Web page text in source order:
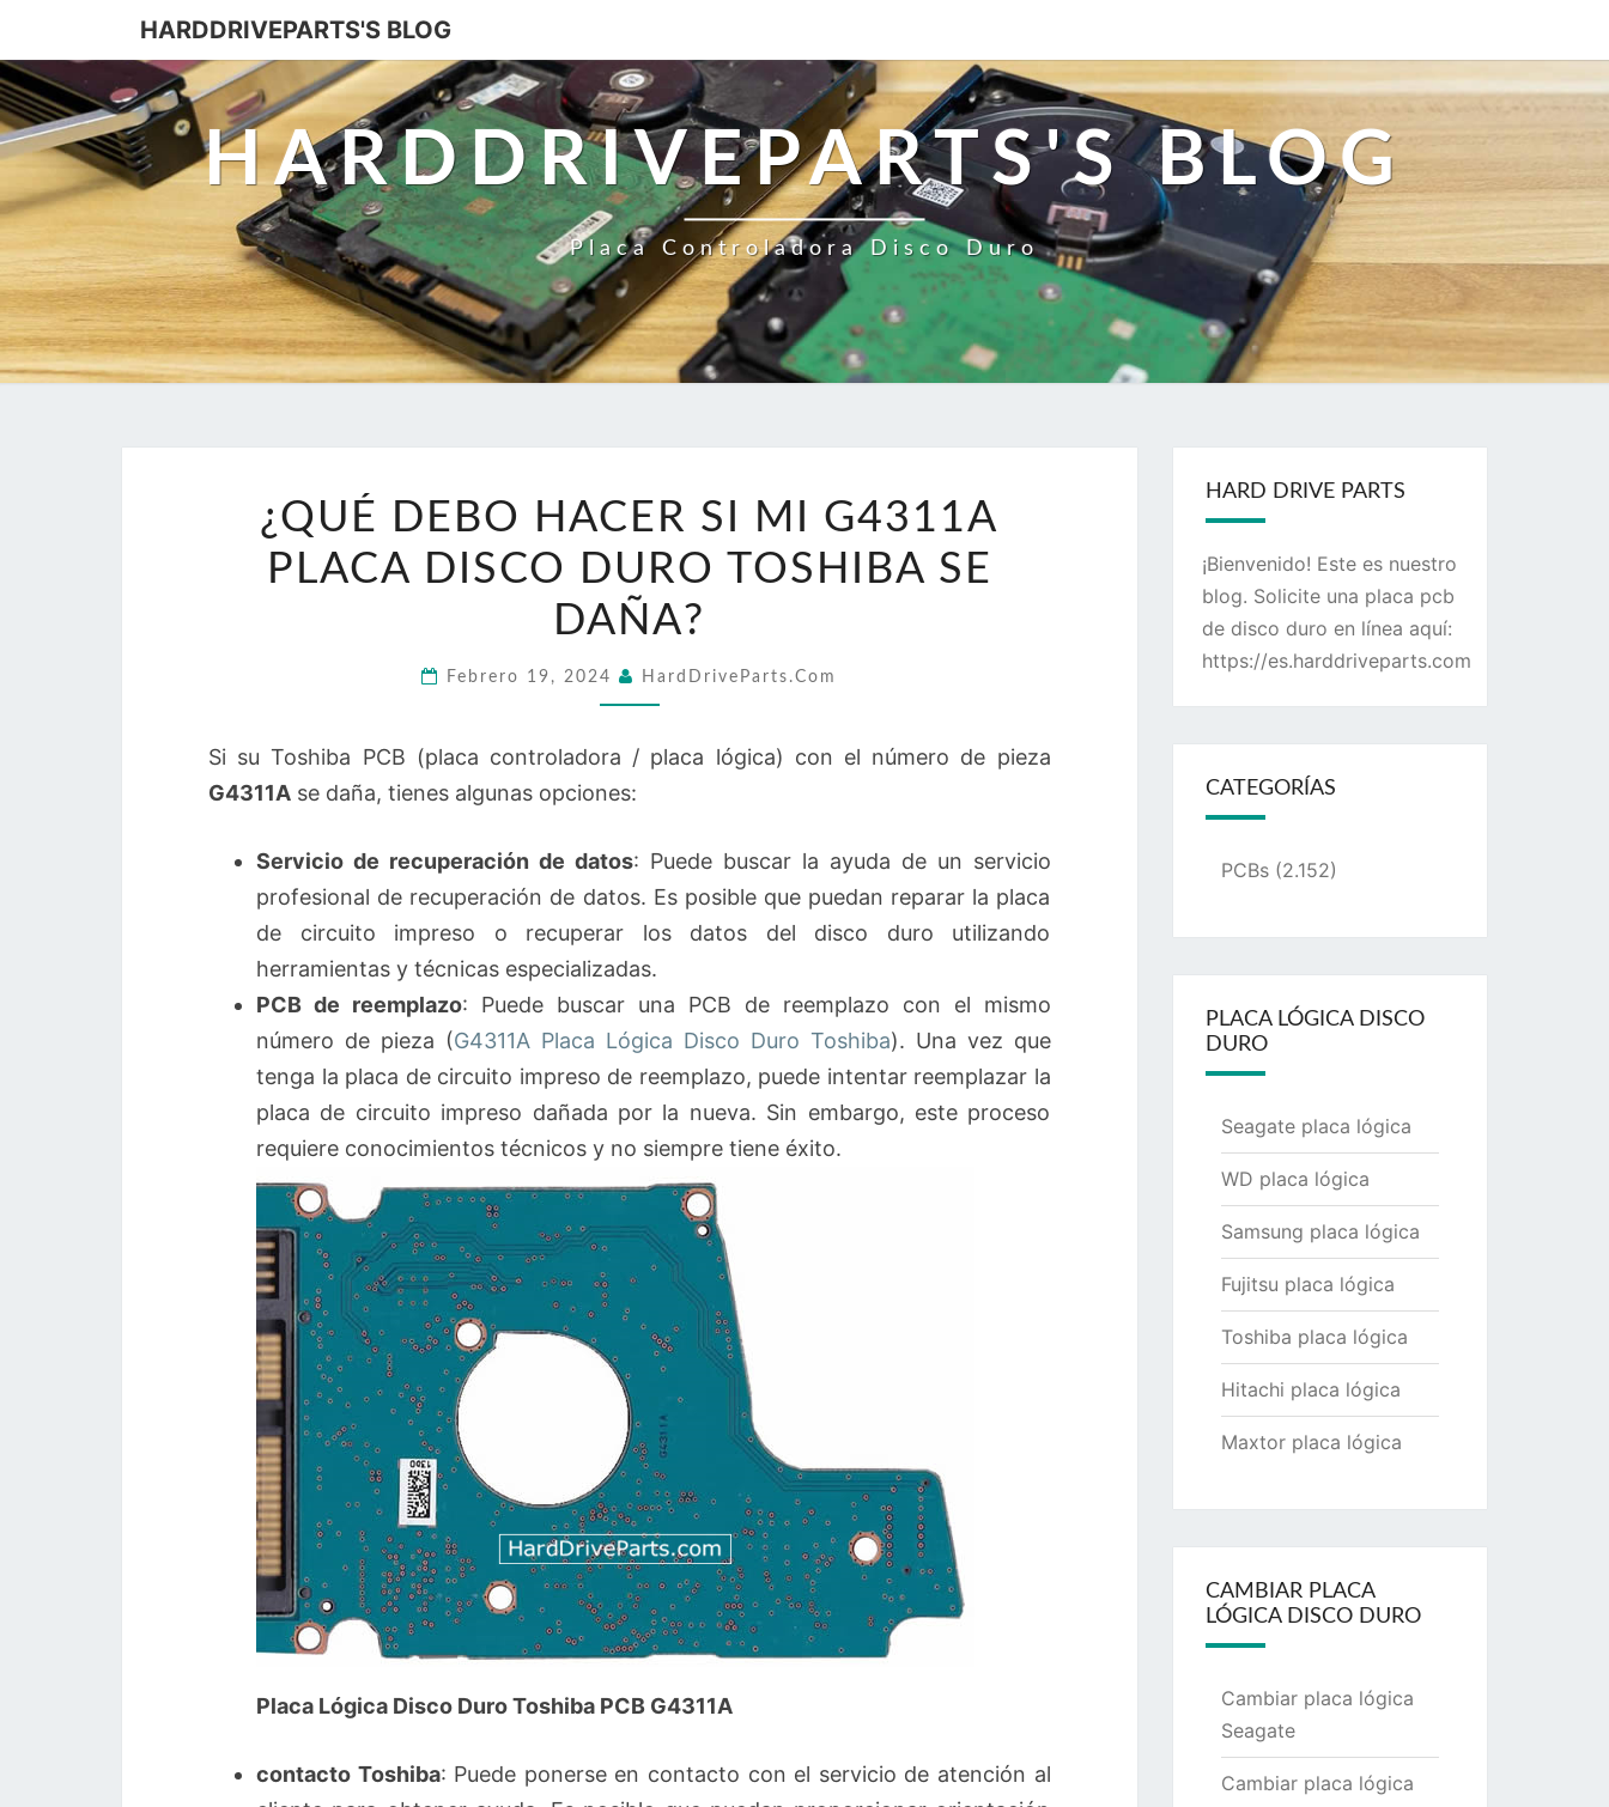
HARDDRIVEPARTS'S BLOG
HARDDRIVEPARTS'S BLOG
Placa Controladora Disco Duro
DEBO
HACER
SI
MI
G4311A
PLACA
DURO
TOSHIBA
¿QUÉ DEBO HACER SI MI G4311A
PLACA DISCO DURO TOSHIBA SE
DAÑA?
Febrero 19, 2024 HardDriveParts.com
Si su Toshiba PCB (placa controladora / placa lógica) con el número de pieza
G4311A se daña, tienes algunas opciones:
Servicio de recuperación de datos: Puede buscar la ayuda de un servicio
profesional de recuperación de datos. Es posible que puedan reparar la placa
de circuito impreso o recuperar los datos del disco duro utilizando
herramientas y técnicas especializadas.
PCB de reemplazo: Puede buscar una PCB de reemplazo con el mismo
número de pieza (G4311A Placa Lógica Disco Duro Toshiba). Una vez que
tenga la placa de circuito impreso de reemplazo, puede intentar reemplazar la
placa de circuito impreso dañada por la nueva. Sin embargo, este proceso
requiere conocimientos técnicos y no siempre tiene éxito.
Placa Lógica Disco Duro Toshiba PCB G4311A
contacto Toshiba: Puede ponerse en contacto con el servicio de atención al
HARD DRIVE PARTS
¡Bienvenido! Este es nuestro
blog. Solicite una placa pcb
de disco duro en línea aquí:
https://es.harddriveparts.com
CATEGORÍAS
PCBs(2.152)
PLACA LÓGICA DISCO
DURO
Seagate placa lógica
WD placa lógica
Samsung placa lógica
Fujitsu placa lógica
Toshiba placa lógica
Hitachi placa lógica
Maxtor placa lógica
CAMBIAR PLACA
LÓGICA DISCO DURO
Cambiar placa lógica
Seagate
Cambiar placa lógica